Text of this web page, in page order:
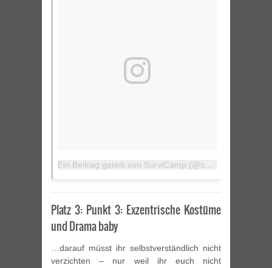
Platz 3: Punkt 3: Exzentrische Kostüme
und Drama baby
…darauf müsst ihr selbstverständlich nicht
verzichten – nur weil ihr euch nicht